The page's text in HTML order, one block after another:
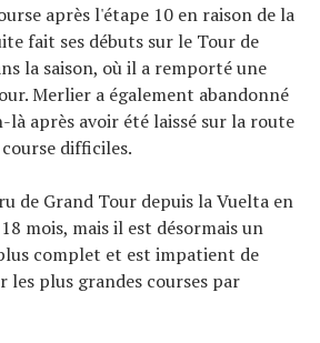
après l'étape 10 en raison de la
fait ses débuts sur le Tour de
la saison, où il a remporté une
Merlier a également abandonné
là après avoir été laissé sur la route
difficiles.
de Grand Tour depuis la Vuelta en
mois, mais il est désormais un
complet et est impatient de
les plus grandes courses par